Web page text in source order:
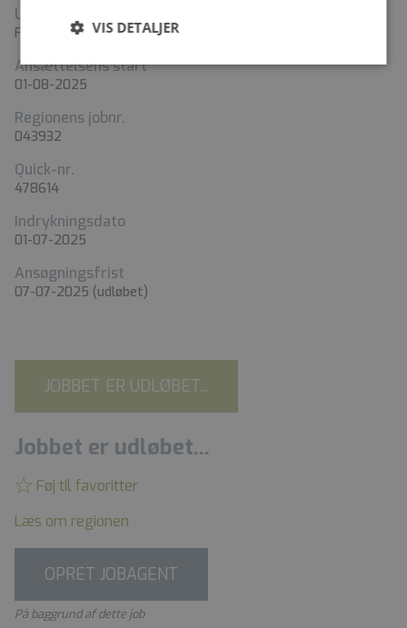
Ugentlig arbejdstid
Fuld tid
Ansættelsens start
01-08-2025
Regionens jobnr.
043932
Quick-nr.
478614
Indrykningsdato
01-07-2025
Ansøgningsfrist
07-07-2025 (udløbet)
JOBBET ER UDLØBET...
Jobbet er udløbet...
Føj til favoritter
Læs om regionen
OPRET JOBAGENT
På baggrund af dette job
VIS DETALJER